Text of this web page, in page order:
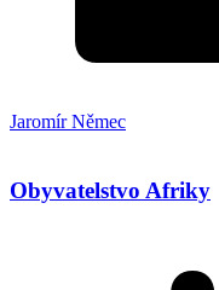
Jaromír Němec
Obyvatelstvo Afriky